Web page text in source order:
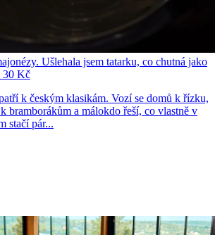
Ušlehala jsem tatarku, co chutná jako
30 Kč
k českým klasikám. Vozí se domů k řízku,
bramborákům a málokdo řeší, co vlastně v
stačí pár...